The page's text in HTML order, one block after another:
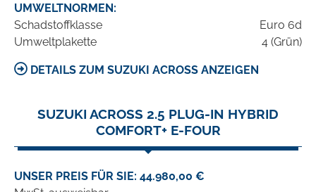
UMWELTNORMEN:
Schadstoffklasse
Euro 6d
Umweltplakette
4 (Grün)
DETAILS ZUM SUZUKI ACROSS ANZEIGEN
SUZUKI ACROSS 2.5 PLUG-IN HYBRID
COMFORT+ E-FOUR
UNSER PREIS FÜR SIE: 44.980,00 €